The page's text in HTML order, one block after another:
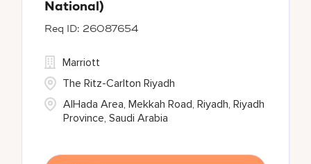
National)
26087654
AlHada Area, Mekkah Road, Riyadh, Riyadh
Province, Saudi Arabia
Marriott
The Ritz-Carlton Riyadh